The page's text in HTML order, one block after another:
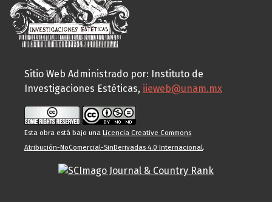
Sitio Web Administrado por: Instituto de
Investigaciones Estéticas, iieweb@unam.mx
Esta obra está bajo una Licencia Creative Commons
Atribución-NoComercial-SinDerivadas 4.0 Internacional.